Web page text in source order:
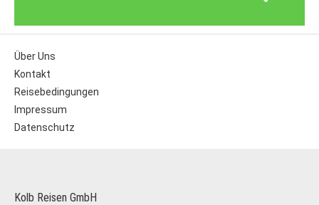
Über Uns
Kontakt
Reisebedingungen
Impressum
Datenschutz
Kolb Reisen GmbH